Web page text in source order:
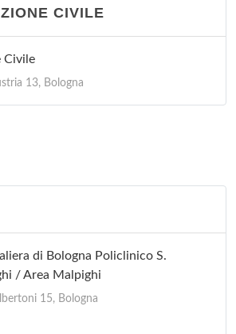
XXIII 12, Vergato
CIVILE
Civile
13, Bologna
di Bologna Policlinico S.
/ Area Malpighi
15, Bologna